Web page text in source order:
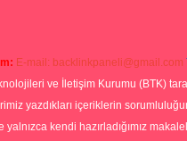
E-mail: backlinkpaneli@gmail.com
ve İletişim Kurumu (BTK)
yazdıkları içeriklerin
yalnızca kendi hazırladığımız